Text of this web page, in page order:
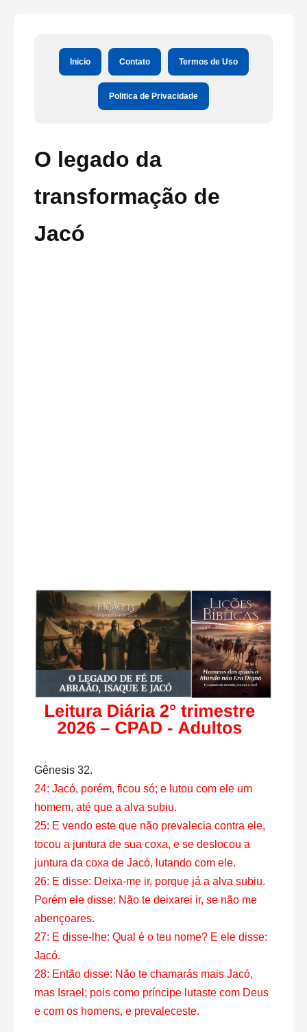
Inicio Contato Termos de Uso
Politica de Privacidade
O legado da
transformação de
Jacó
Gênesis 32.
24: Jacó, porém, ficou só; e lutou com ele um
homem, até que a alva subiu.
25: E vendo este que não prevalecia contra ele,
tocou a juntura de sua coxa, e se deslocou a
juntura da coxa de Jacó, lutando com ele.
26: E disse: Deixa-me ir, porque já a alva subiu.
Porém ele disse: Não te deixarei ir, se não me
abençoares.
27: E disse-lhe: Qual é o teu nome? E ele disse:
Jacó.
28: Então disse: Não te chamarás mais Jacó,
mas Israel; pois como príncipe lutaste com Deus
e com os homens, e prevaleceste.